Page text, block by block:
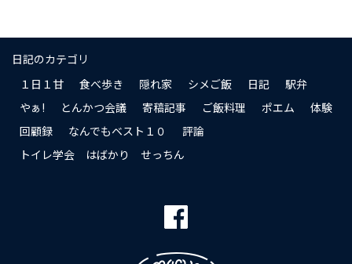
日記のカテゴリ
１日１甘
食べ歩き 隠れ家 シメご飯 日記
駅弁
やぁ!
とんかつ会議 寄稿記事 ご飯料理 ポエム
体験
回顧録
なんでもベスト１０
評論
トイレ学会 はばかり せっちん